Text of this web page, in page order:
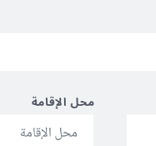
محل الإقامة